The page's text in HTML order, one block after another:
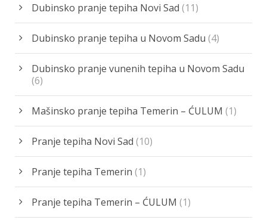
Dubinsko pranje tepiha Novi Sad (11)
Dubinsko pranje tepiha u Novom Sadu (4)
Dubinsko pranje vunenih tepiha u Novom Sadu
(6)
Mašinsko pranje tepiha Temerin – ĆULUM (1)
Pranje tepiha Novi Sad (10)
Pranje tepiha Temerin (1)
Pranje tepiha Temerin – ĆULUM (1)